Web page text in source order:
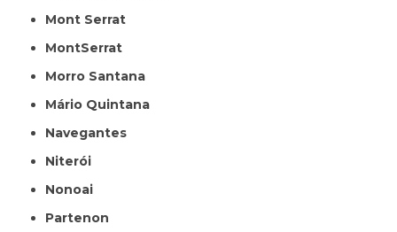
Mont Serrat
MontSerrat
Morro Santana
Mário Quintana
Navegantes
Niterói
Nonoai
Partenon